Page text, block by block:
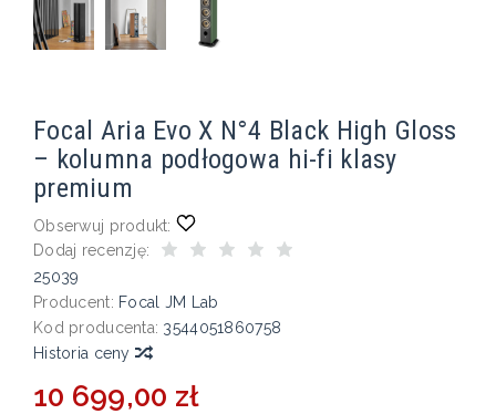
Focal Aria Evo X N°4 Black High Gloss
– kolumna podłogowa hi-fi klasy
premium
Obserwuj produkt:
Dodaj recenzję:
25039
Producent: Focal JM Lab
Kod producenta: 3544051860758
Historia ceny
10 699,00 zł